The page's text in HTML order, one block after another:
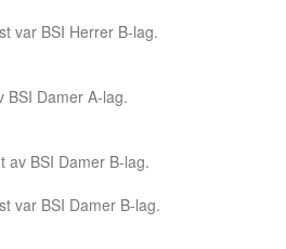
var BSI Herrer B-lag.
BSI Damer A-lag.
av BSI Damer B-lag.
var BSI Damer B-lag.